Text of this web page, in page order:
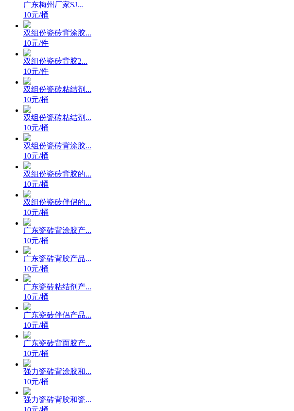
广东梅州厂家SJ...
10元/桶
双组份瓷砖背涂胶...
10元/件
双组份瓷砖背胶2...
10元/件
双组份瓷砖粘结剂...
10元/桶
双组份瓷砖粘结剂...
10元/桶
双组份瓷砖背涂胶...
10元/桶
双组份瓷砖背胶的...
10元/桶
双组份瓷砖伴侣的...
10元/桶
广东瓷砖背涂胶产...
10元/桶
广东瓷砖背胶产品...
10元/桶
广东瓷砖粘结剂产...
10元/桶
广东瓷砖伴侣产品...
10元/桶
广东瓷砖背面胶产...
10元/桶
强力瓷砖背涂胶和...
10元/桶
强力瓷砖背胶和瓷...